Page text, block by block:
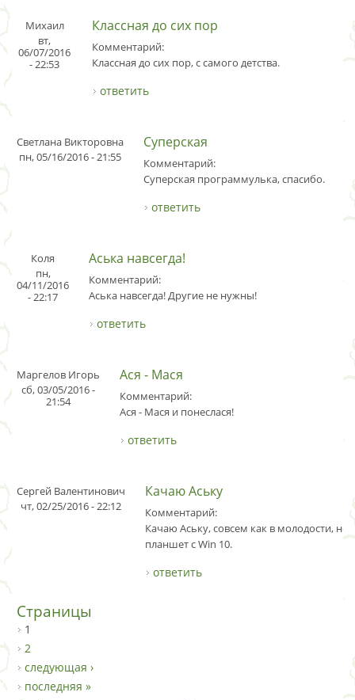
Михаил
вт,
06/07/2016
- 22:53
Классная до сих пор
Комментарий:
Классная до сих пор, с самого детства.
ответить
Светлана Викторовна
пн, 05/16/2016 - 21:55
Суперская
Комментарий:
Суперская программулька, спасибо.
ответить
Коля
пн,
04/11/2016
- 22:17
Аська навсегда!
Комментарий:
Аська навсегда! Другие не нужны!
ответить
Маргелов Игорь
сб, 03/05/2016 -
21:54
Ася - Мася
Комментарий:
Ася - Мася и понеслася!
ответить
Сергей Валентинович
чт, 02/25/2016 - 22:12
Качаю Аську
Комментарий:
Качаю Аську, совсем как в молодости, но
планшет с Win 10.
ответить
Страницы
1
2
следующая ›
последняя »